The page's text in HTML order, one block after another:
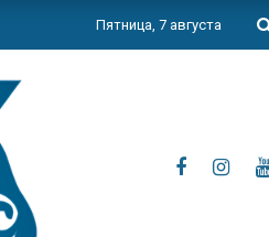
Пятница, 7 августа